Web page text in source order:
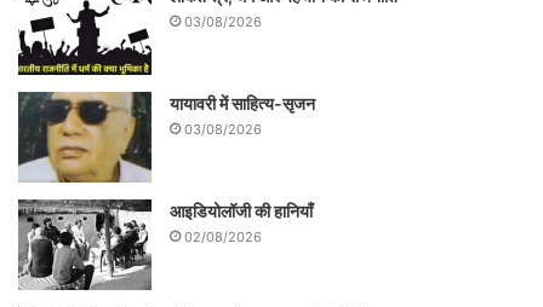
पुस्तक : अमृतकाल में भारत
03/08/2026
यायावरी में साहित्य-सृजन
03/08/2026
आइडियोलॉजी की हानियाँ
02/08/2026